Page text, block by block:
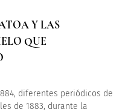
Y LAS
QUE
diferentes periódicos de
de 1883, durante la